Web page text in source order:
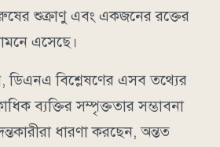
শুক্রাণু এবং একজনের রক্তের
এসেছে।
ডিএনএ বিশ্লেষণের এসব তথ্যের
ব্যক্তির সম্পৃক্ততার সম্ভাবনা
ধারণা করছেন, অন্তত